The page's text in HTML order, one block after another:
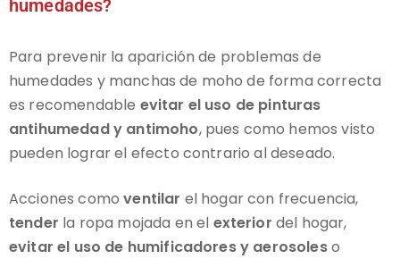
humedades?
Para prevenir la aparición de problemas de
humedades y manchas de moho de forma correcta
es recomendable evitar el uso de pinturas
antihumedad y antimoho, pues como hemos visto
pueden lograr el efecto contrario al deseado.
Acciones comoventilar el hogar con frecuencia,
tender la ropa mojada en el exterior del hogar,
evitar el uso de humificadores y aerosoleso